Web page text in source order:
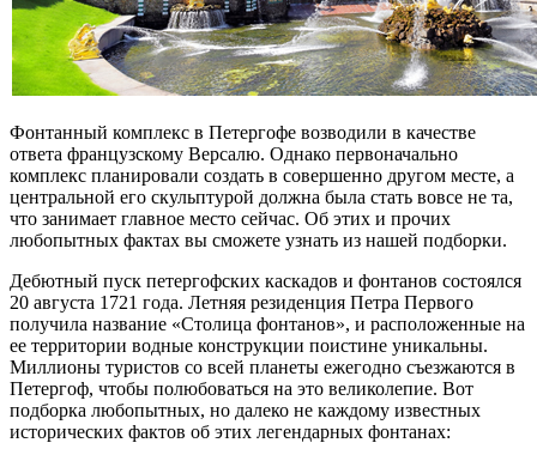
Фонтанный комплекс в Петергофе возводили в качестве
ответа французскому Версалю. Однако первоначально
комплекс планировали создать в совершенно другом месте, а
центральной его скульптурой должна была стать вовсе не та,
что занимает главное место сейчас. Об этих и прочих
любопытных фактах вы сможете узнать из нашей подборки.
Дебютный пуск петергофских каскадов и фонтанов состоялся
20 августа 1721 года. Летняя резиденция Петра Первого
получила название «Столица фонтанов», и расположенные на
ее территории водные конструкции поистине уникальны.
Миллионы туристов со всей планеты ежегодно съезжаются в
Петергоф, чтобы полюбоваться на это великолепие. Вот
подборка любопытных, но далеко не каждому известных
исторических фактов об этих легендарных фонтанах: